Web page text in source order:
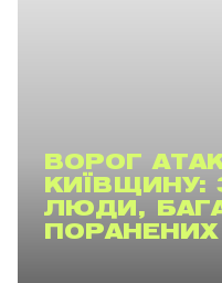
ВОРОГ
КИЇВЩИНУ:
ЛЮДИ,